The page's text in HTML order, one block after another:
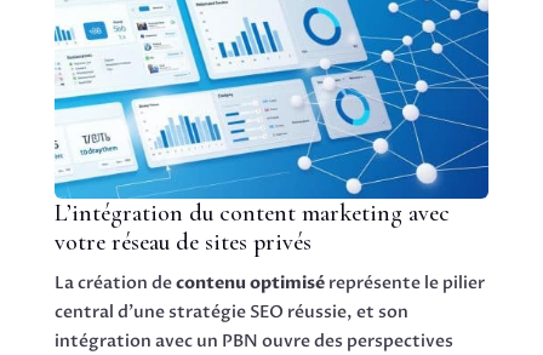
L’intégration du content marketing avec
votre réseau de sites privés
La création decontenu optimiséreprésente le pilier
central d’une stratégie SEO réussie, et son
intégration avec un PBN ouvre des perspectives